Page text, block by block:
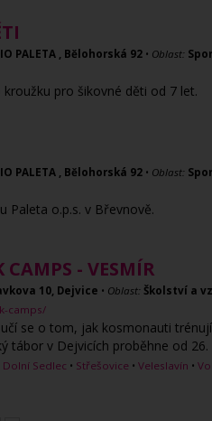
PALETA , Bělohorská 92 • Oblast:
pro šikovné děti od 7 let.
PALETA , Bělohorská 92 • Oblast:
Paleta o.p.s. v Břevnově.
CAMPS - VESMÍR
10, Dejvice • Oblast: Školství a
camps/
se o tom, jak kosmonauti
tábor v Dejvicích proběhne od 26.
Dolní Sedlec • Střešovice • Veleslavín •